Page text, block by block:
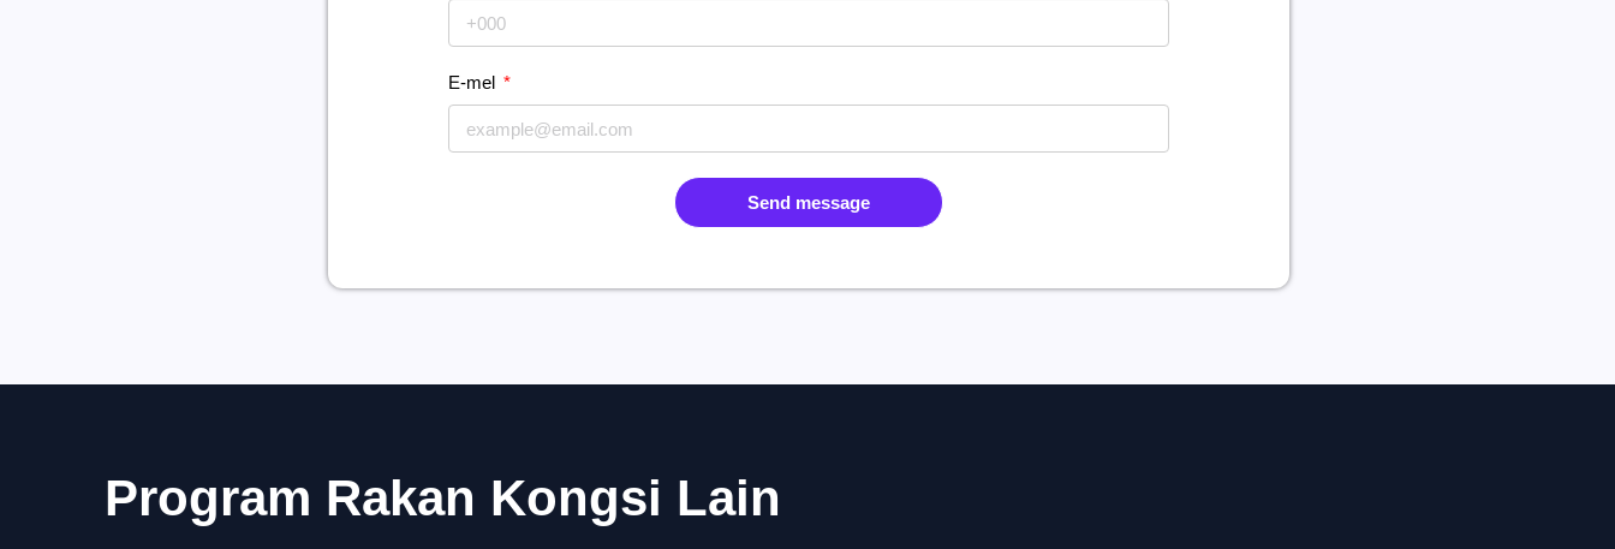
E-mel
Send message
Program Rakan Kongsi Lain